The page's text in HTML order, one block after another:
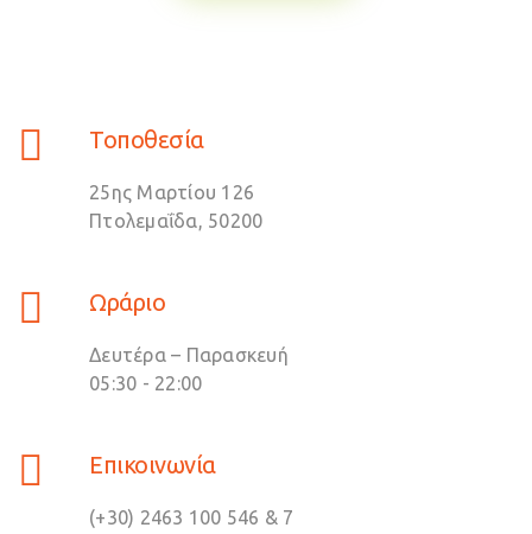
Τοποθεσία
25ης Μαρτίου 126
Πτολεμαΐδα, 50200
Ωράριο
Δευτέρα – Παρασκευή
05:30 - 22:00
Επικοινωνία
(+30) 2463 100 546 & 7